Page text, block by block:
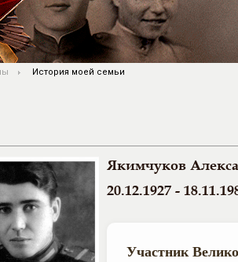
История моей семьи
Якимчуков
20.12.1927 -
Участник